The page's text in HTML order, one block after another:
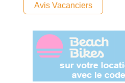
Avis Vacanciers